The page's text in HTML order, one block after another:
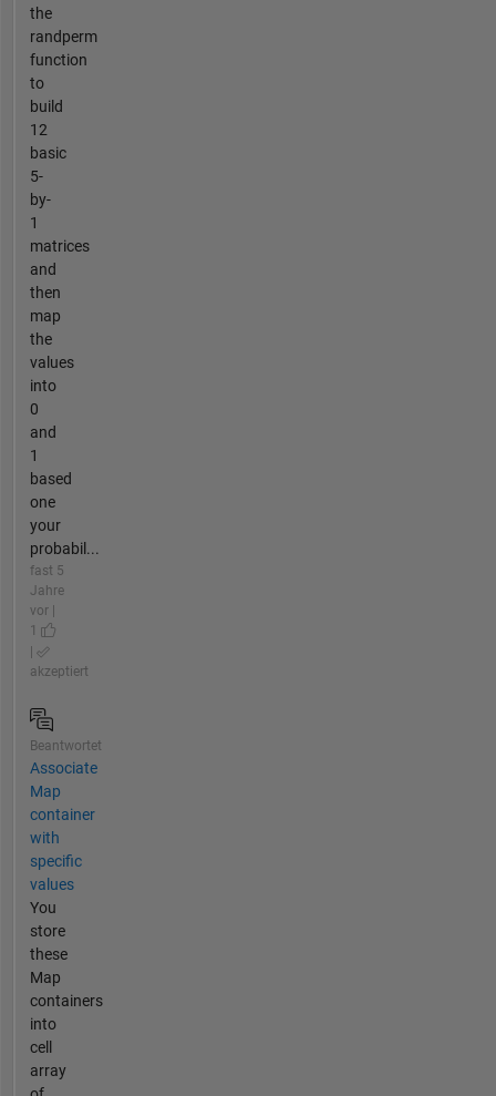
the
randperm
function
to
build
12
basic
5-
by-
1
matrices
and
then
map
the
values
into
0
and
1
based
one
your
probabil...
fast 5
Jahre
vor |
1
|
akzeptiert
Beantwortet
Associate
Map
container
with
specific
values
You
store
these
Map
containers
into
cell
array